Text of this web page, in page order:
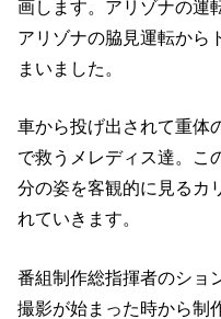
画します。アリゾナの運
アリゾナの脇見運転から
まいました。
車から投げ出されて重体
で救うメレディス達。こ
分の姿を客観的に見るカ
れていきます。
番組制作総指揮者のショ
撮影が始まった時から制